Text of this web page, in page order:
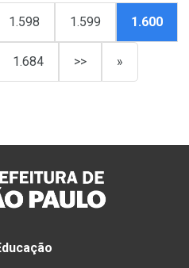
1.598 1.599 1.600
1.684 >> »